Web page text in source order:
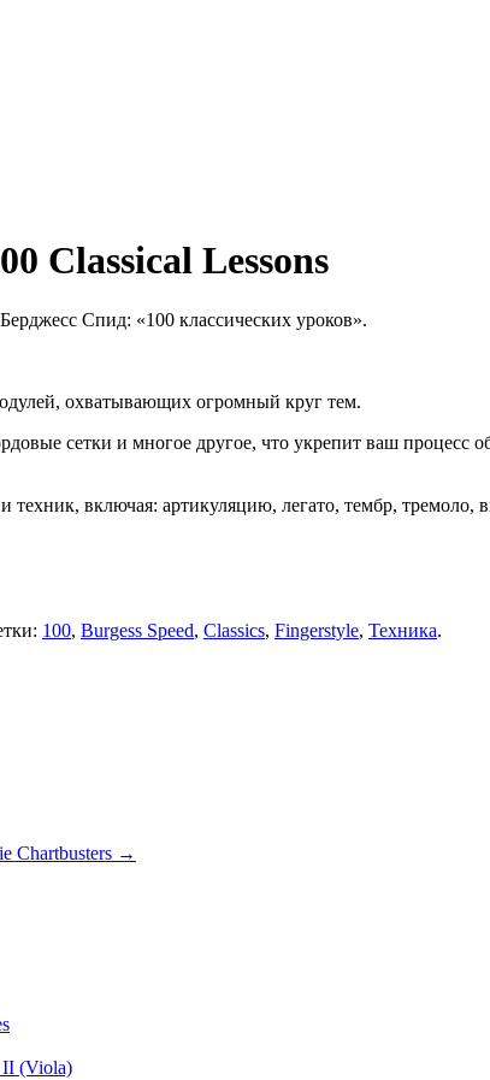
Classical Lessons
Спид: «100 классических уроков».
охватывающих огромный круг тем.
сетки и многое другое, что укрепит ваш процесс
техник, включая: артикуляцию, легато, тембр,
100, Burgess Speed, Classics, Fingerstyle, Техника.
Chartbusters →
II (Viola)